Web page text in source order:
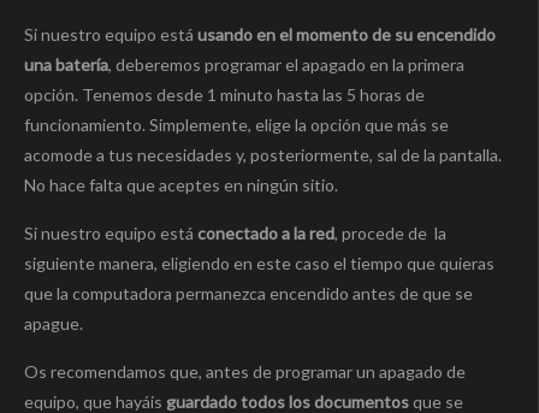
Si nuestro equipo está usando en el momento de su encendido
una batería, deberemos programar el apagado en la primera
opción. Tenemos desde 1 minuto hasta las 5 horas de
funcionamiento. Simplemente, elige la opción que más se
acomode a tus necesidades y, posteriormente, sal de la pantalla.
No hace falta que aceptes en ningún sitio.
Si nuestro equipo está conectado a la red, procede de la
siguiente manera, eligiendo en este caso el tiempo que quieras
que la computadora permanezca encendido antes de que se
apague.
Os recomendamos que, antes de programar un apagado de
equipo, que hayáis guardado todos los documentosque se